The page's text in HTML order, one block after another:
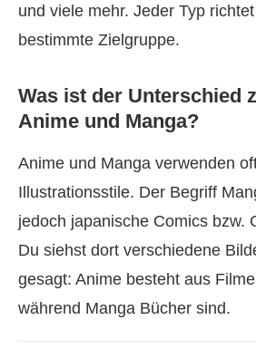
und viele mehr. Jeder Typ
bestimmte Zielgruppe.
Was ist der Unterschied
Anime und Manga?
Anime und Manga verwenden
Illustrationsstile. Der Begriff
jedoch japanische Comics bzw.
Du siehst dort verschiedene
gesagt: Anime besteht aus
während Manga Bücher sind.